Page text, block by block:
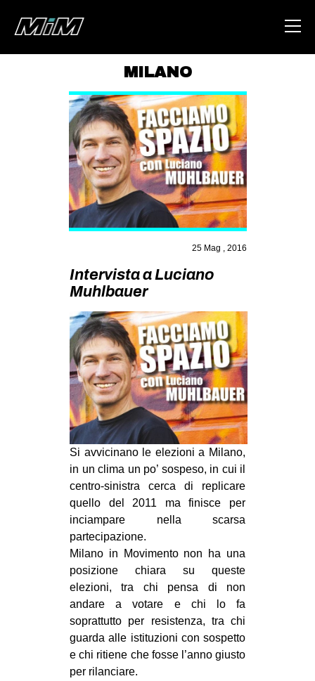
ABOUT
AREA
DEGENERAZIONE
GAZA FREESTYLE
CSOA LAMBRETTA
STUDENTI TSUNAMI
MILANO
MOBILITAZIONI
SPAZI
SPORT POPOLARE
MOVIMENTI
AMBIENTE
ANTIFASCISMO
GENERI
MIGRAZIONI
PRECARIATO
REPRESSIONE
STUDENTI
CULTURE
MILANO
25 Mag , 2016
Intervista a Luciano
Muhlbauer
Si avvicinano le elezioni a Milano,
in un clima un po’ sospeso, in cui il
centro-sinistra cerca di replicare
quello del 2011 ma finisce per
inciampare nella scarsa
partecipazione.
Milano in Movimento non ha una
posizione chiara su queste
elezioni, tra chi pensa di non
andare a votare e chi lo fa
soprattutto per resistenza, tra chi
guarda alle istituzioni con sospetto
e chi ritiene che fosse l’anno giusto
per rilanciare.